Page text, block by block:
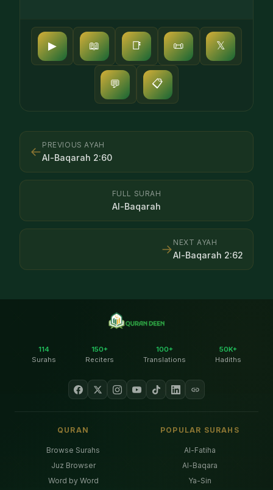
▶ 📖 📑 📜 𝕏
💬 📋
← PREVIOUS AYAH
Al-Baqarah 2:60
FULL SURAH
Al-Baqarah
NEXT AYAH
Al-Baqarah 2:62
→
114
Surahs
150+
Reciters
100+
Translations
50K+
Hadiths
QURAN
Browse Surahs
Juz Browser
Word by Word
POPULAR SURAHS
Al-Fatiha
Al-Baqara
Ya-Sin